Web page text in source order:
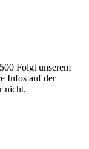
Folgt unserem
Infos auf der
nicht.